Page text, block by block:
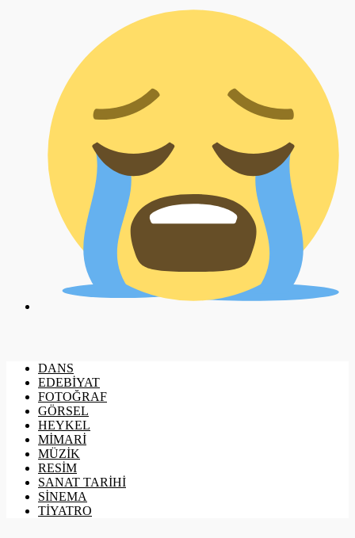
DANS
EDEBİYAT
FOTOĞRAF
GÖRSEL
HEYKEL
MİMARİ
MÜZİK
RESİM
SANAT TARİHİ
SİNEMA
TİYATRO